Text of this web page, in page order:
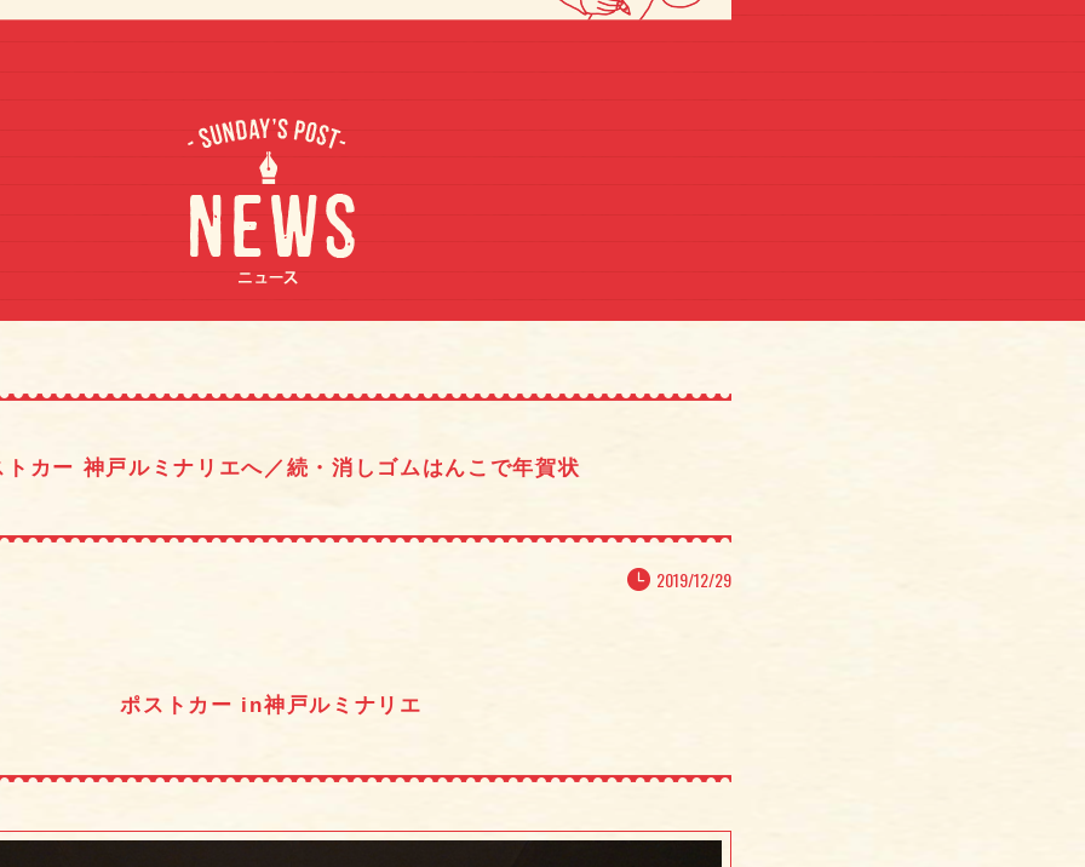
トカー 神戸ルミナリエへ／続・消しゴムはんこで年賀状
2019/12/29
ポストカー in神戸ルミナリエ